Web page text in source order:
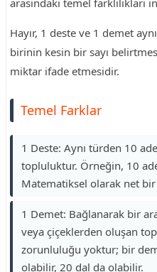
arasındaki temel farklılıkları
Hayır, 1 deste ve 1 demet
birinin kesin bir sayı
miktar ifade etmesidir.
Temel Farklar
1 Deste: Aynı türden 10
topluluktur. Örneğin, 10
Matematiksel olarak net bir
1 Demet: Bağlanarak bir
veya çiçeklerden oluşan
zorunluluğu yoktur; bir
olabilir, 20 dal da olabilir.